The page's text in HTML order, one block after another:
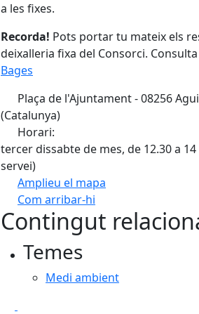
a les fixes.
Recorda! Pots portar tu mateix els
deixalleria fixa del Consorci.
Bages
Plaça de l'Ajuntament - 08256
(Catalunya)
Horari:
tercer dissabte de mes, de 12.30 a
servei)
Amplieu el mapa
Com arribar-hi
+
−
Contingut
Temes
Medi ambient